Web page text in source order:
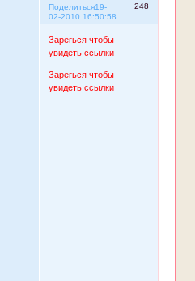
Поделиться 248
19-
02-2010 16:50:58
Зарегься чтобы
увидеть ссылки
Зарегься чтобы
увидеть ссылки